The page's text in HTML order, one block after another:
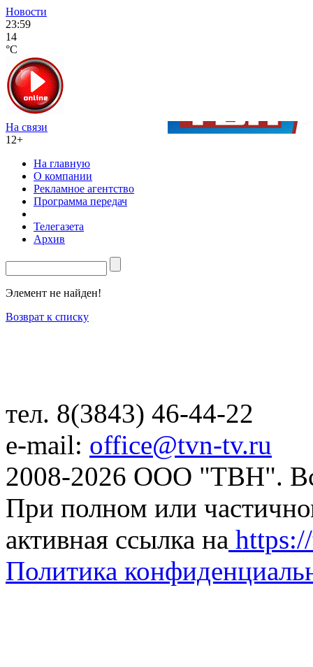
Новости
23:59
14
°C
На связи
12+
На главную
О компании
Рекламное агентство
Программа передач
Телегазета
Архив
Элемент не найден!
Возврат к списку
тел. 8(3843) 46-44-22
e-mail: office@tvn-tv.ru
2008-2026 ООО "ТВН".
При полном или
активная ссылка на
Политика